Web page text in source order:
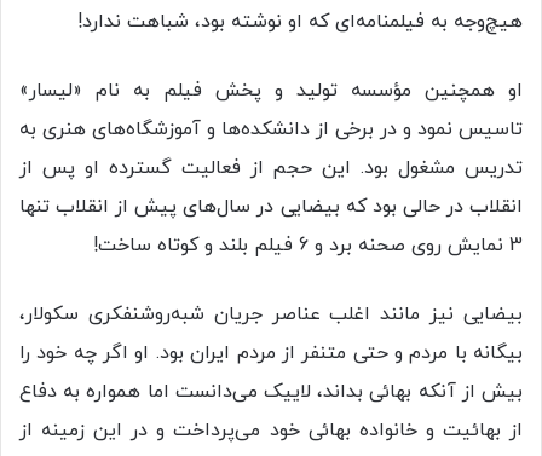
هیچ‌وجه به فیلمنامه‌ای که او نوشته بود، شباهت ندارد!
او همچنین مؤسسه تولید و پخش فیلم به نام «لیسار»
تاسیس نمود و در برخی از دانشکده‌ها و آموزشگاه‌های هنری به
تدریس مشغول بود. این حجم از فعالیت گسترده او پس از
انقلاب در حالی بود که بیضایی در سال‌های پیش از انقلاب تنها
3 نمایش روی صحنه برد و 6 فیلم بلند و کوتاه ساخت!
بیضایی نیز مانند اغلب عناصر جریان شبه‌روشنفکری سکولار،
بیگانه با مردم و حتی متنفر از مردم ایران بود. او اگر چه خود را
بیش از آنکه بهائی بداند، لاییک می‌دانست اما همواره به دفاع
از بهائیت و خانواده بهائی خود می‌پرداخت و در این زمینه از